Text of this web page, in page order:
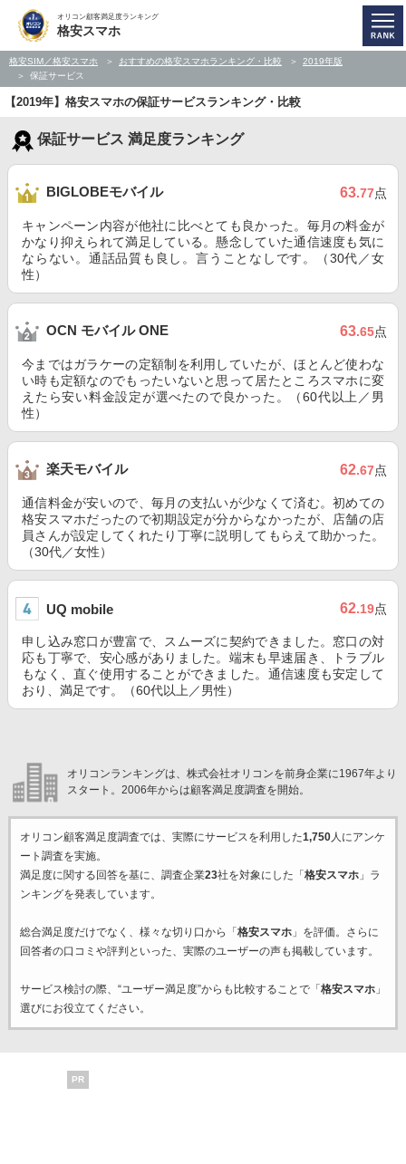
オリコン顧客満足度ランキング
格安スマホ
格安SIM／格安スマホ おすすめの格安スマホランキング・比較
2019年版
保証サービス
【2019年】格安スマホの保証サービスランキング・比較
保証サービス 満足度ランキング
BIGLOBEモバイル 63.77点
キャンペーン内容が他社に比べとても良かった。毎月の料金が
かなり抑えられて満足している。懸念していた通信速度も気に
ならない。通話品質も良し。言うことなしです。（30代／女
性）
OCN モバイル ONE 63.65点
今まではガラケーの定額制を利用していたが、ほとんど使わな
い時も定額なのでもったいないと思って居たところスマホに変
えたら安い料金設定が選べたので良かった。（60代以上／男
性）
楽天モバイル 62.67点
通信料金が安いので、毎月の支払いが少なくて済む。初めての
格安スマホだったので初期設定が分からなかったが、店舗の店
員さんが設定してくれたり丁寧に説明してもらえて助かった。
（30代／女性）
UQ mobile 62.19点
申し込み窓口が豊富で、スムーズに契約できました。窓口の対
応も丁寧で、安心感がありました。端末も早速届き、トラブル
もなく、直ぐ使用することができました。通信速度も安定して
おり、満足です。（60代以上／男性）
オリコンランキングは、株式会社オリコンを前身企業に1967年より
スタート。2006年からは顧客満足度調査を開始。
オリコン顧客満足度調査では、実際にサービスを利用した1,750人にアンケ
ート調査を実施。
満足度に関する回答を基に、調査企業23社を対象にした「 格安スマホ」ラ
ンキングを発表しています。
総合満足度だけでなく、様々な切り口から「 格安スマホ」を評価。さらに
回答者の口コミや評判といった、実際のユーザーの声も掲載しています。
サービス検討の際、“ユーザー満足度”からも比較することで「 格安スマホ」
選びにお役立てください。
PR